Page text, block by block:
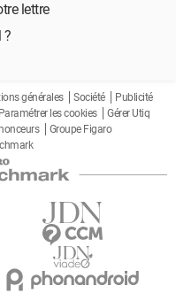
lettre
?
générales Société
Publicité
Paramétrer les cookies
Gérer Utiq
Groupe Figaro